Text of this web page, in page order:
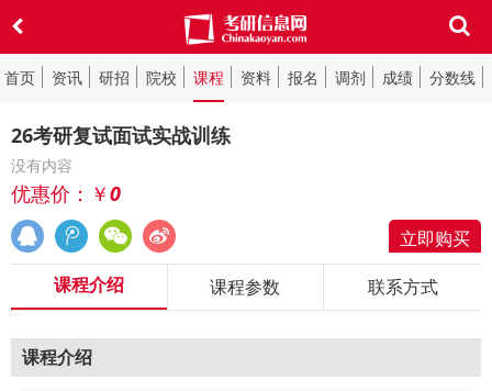
首页 资讯 研招 院校 课程 资料 报名 调剂 成绩 分数线
26考研复试面试实战训练
没有内容
优惠价：￥0
立即购买
课程介绍
课程参数 联系方式
课程介绍